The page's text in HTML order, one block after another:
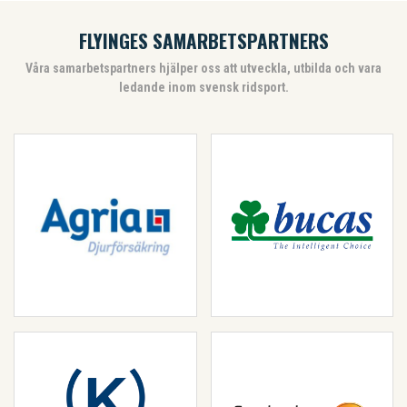
FLYINGES SAMARBETSPARTNERS
Våra samarbetspartners hjälper oss att utveckla, utbilda och vara
ledande inom svensk ridsport.